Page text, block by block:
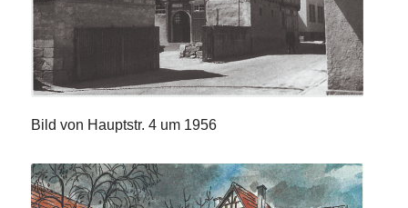
Bild von Hauptstr. 4 um 1956